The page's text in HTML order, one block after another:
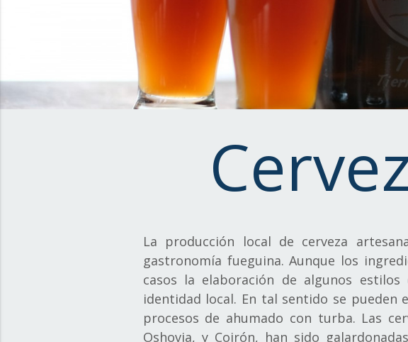
La producción local de cerveza
gastronomía fueguina. Aunque los
casos la elaboración de algunos
identidad local. En tal sentido se pueden
procesos de ahumado con turba. Las
Oshovia, y Coirón, han sido